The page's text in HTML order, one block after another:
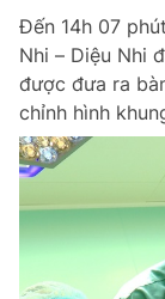
Đến 14h 07
Nhi – Diệu Nhi
được đưa ra
chỉnh hình